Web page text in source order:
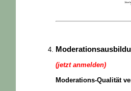
(jetzt anmelden)
Moderations-Qualität